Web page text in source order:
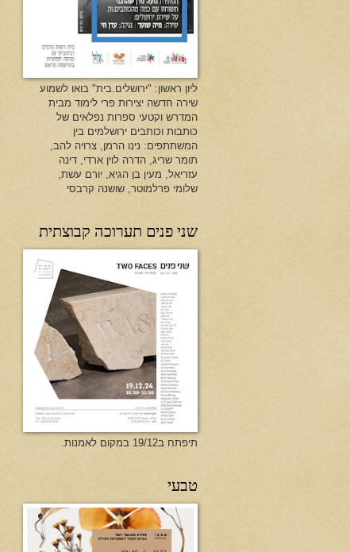
ליון ראשון: "ירושלים.בית" בואו לשמוע
שירה חדשה יצירות פרי לימוד מבית
המדרש וקטעי ספרות נפלאים של
כותבות וכותבים ירושלמים בין
המשתתפים: נינו הרמן, צרויה להב,
תומר שריג, הדרה לוין ארדי, דינה
עזריאל, מעין בן הגיא, יורם עשת,
שלומי פרלמוטר, שושנה קרבסי
שני פנים תערוכה קבוצתית
תיפתח ב19/12 במקום לאמנות.
טבעי